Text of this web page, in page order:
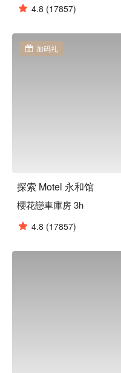
4.8 (17857)
加码礼
探索 Motel 永和馆
櫻花戀車庫房 3h
4.8 (17857)